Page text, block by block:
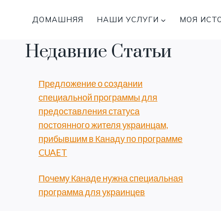
ДОМАШНЯЯ НАШИ УСЛУГИ МОЯ
Недавние Статьи
Предложение о создании
специальной программы для
предоставления статуса
постоянного жителя украинцам,
прибывшим в Канаду по программе
CUAET
Почему Канаде нужна специальная
программа для украинцев